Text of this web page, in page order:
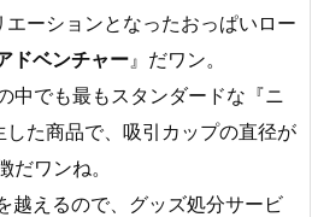
ーションとなったおっぱいロー
ドベンチャー』だワン。
中でも最もスタンダードな『ニ
した商品で、吸引カップの直径が
だワンね。
越えるので、グッズ処分サービ